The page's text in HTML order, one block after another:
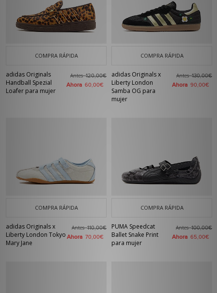
COMPRA RÁPIDA
adidas Originals
Handball Spezial
Loafer para mujer
Antes120,00€
Ahora 60,00€
COMPRA RÁPIDA
adidas Originals x
Liberty London
Samba OG para
mujer
Antes130,00€
Ahora 90,00€
COMPRA RÁPIDA
adidas Originals x
Liberty London Tokyo
Mary Jane
Antes110,00€
Ahora 70,00€
COMPRA RÁPIDA
PUMA Speedcat
Ballet Snake Print
para mujer
Antes100,00€
Ahora 65,00€